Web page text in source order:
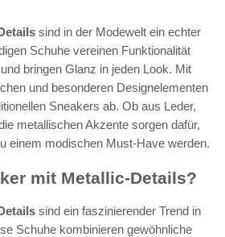
sind in der Modewelt ein echter
Schuhe vereinen Funktionalität
bringen Glanz in jeden Look. Mit
und besonderen Designelementen
Sneakers ab. Ob aus Leder,
metallischen Akzente sorgen dafür,
einem modischen Must-Have werden.
mit Metallic-Details?
sind ein faszinierender Trend in
Schuhe kombinieren gewöhnliche